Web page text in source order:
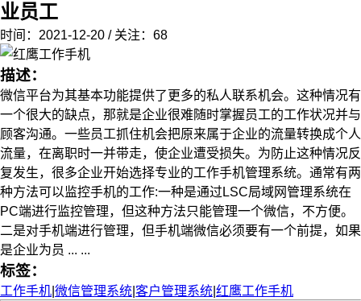
业员工
时间：2021-12-20 / 关注：68
描述：
微信平台为其基本功能提供了更多的私人联系机会。这种情况有
一个很大的缺点，那就是企业很难随时掌握员工的工作状况并与
顾客沟通。一些员工抓住机会把原来属于企业的流量转换成个人
流量，在离职时一并带走，使企业遭受损失。为防止这种情况反
复发生，很多企业开始选择专业的工作手机管理系统。通常有两
种方法可以监控手机的工作:一种是通过LSC局域网管理系统在
PC端进行监控管理，但这种方法只能管理一个微信，不方便。
二是对手机端进行管理，但手机端微信必须要有一个前提，如果
是企业为员 ... ...
标签：
工作手机 微信管理系统 客户管理系统 红鹰工作手机